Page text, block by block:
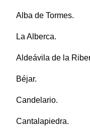
Alba de Tormes.
La Alberca.
Aldeávila de la
Béjar.
Candelario.
Cantalapiedra.